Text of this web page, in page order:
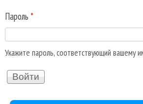
Пароль *
Укажите пароль, соответствующий вашему